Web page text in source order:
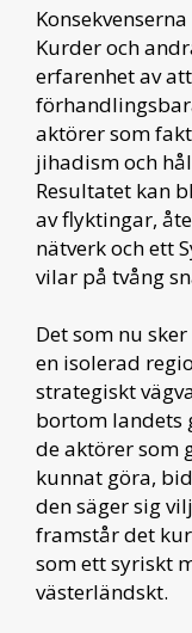
Kurder och
erfarenhet av
aktörer som
jihadism och
Resultatet kan
av flyktingar,
nätverk och ett
vilar på tvång
Det som nu
en isolerad
strategiskt
bortom landets
de aktörer som
kunnat göra,
den säger sig
framstår det
som ett syriskt
västerländskt.